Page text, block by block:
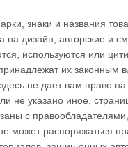
знаки и названия
на дизайн, авторские и
используются или
их законным
не дает вам право
не указано иное,
с
может распоряжаться